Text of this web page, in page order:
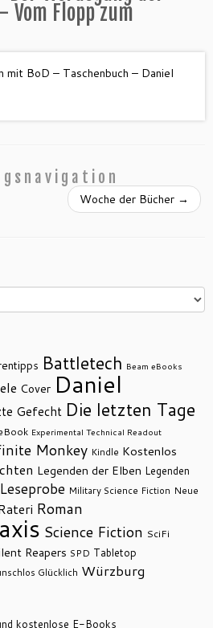
Vom Flopp zum
mit BoD – Taschenbuch – Daniel
Woche der Bücher →
Battletech Beam eBooks
Cover Daniel
Gefecht Die letzten Tage
Experimental Technical Readout
Monkey Kindle Kostenlos
Legenden der Elben Legenden
Leseprobe Military Science Fiction Neue
Roman
Science Fiction SciFi
Reapers SPD Tabletop
Glücklich Würzburg
kostenlose E-Books